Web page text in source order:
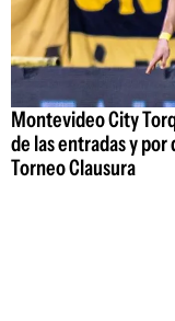
Montevideo City
de las entradas y
Torneo Clausura